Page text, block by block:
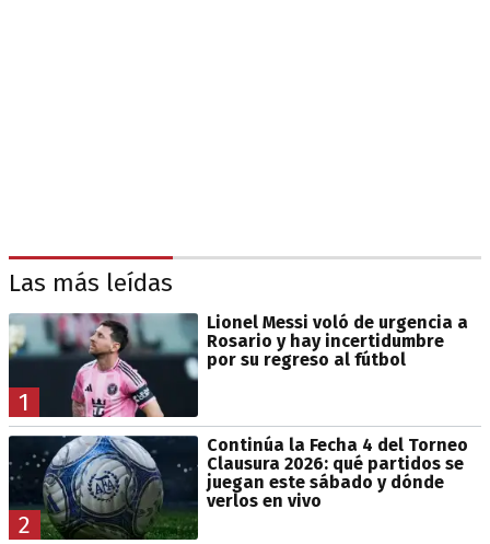
Las más leídas
1
Lionel Messi voló de urgencia a
Rosario y hay incertidumbre
por su regreso al fútbol
2
Continúa la Fecha 4 del Torneo
Clausura 2026: qué partidos se
juegan este sábado y dónde
verlos en vivo